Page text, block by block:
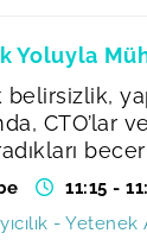
Yoluyla
belirsizlik,
CTO’lar
11:15 -
- Yetenek